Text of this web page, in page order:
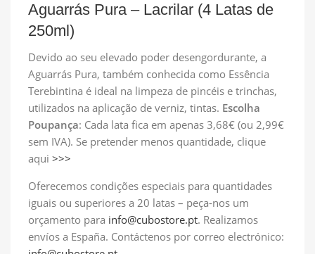
Aguarrás Pura – Lacrilar (4 Latas de
250ml)
Devido ao seu elevado poder desengordurante, a
Aguarrás Pura, também conhecida como Essência
Terebintina é ideal na limpeza de pincéis e trinchas,
utilizados na aplicação de verniz, tintas. Escolha
Poupança: Cada lata fica em apenas 3,68€ (ou 2,99€
sem IVA). Se pretender menos quantidade, clique
aqui >>>
Oferecemos condições especiais para quantidades
iguais ou superiores a 20 latas – peça-nos um
orçamento para info@cubostore.pt. Realizamos
envíos a España. Contáctenos por correo electrónico: